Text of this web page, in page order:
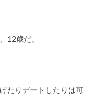
12歳だ。
たりデートしたりは可